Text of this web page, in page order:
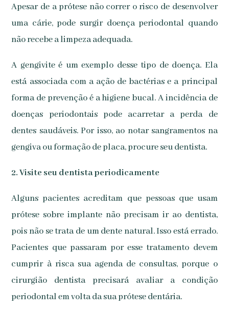
Apesar de a prótese não correr o risco de desenvolver
uma cárie, pode surgir doença periodontal quando
não recebe a limpeza adequada.
A gengivite é um exemplo desse tipo de doença. Ela
está associada com a ação de bactérias e a principal
forma de prevenção é a higiene bucal. A incidência de
doenças periodontais pode acarretar a perda de
dentes saudáveis. Por isso, ao notar sangramentos na
gengiva ou formação de placa, procure seu dentista.
2. Visite seu dentista periodicamente
Alguns pacientes acreditam que pessoas que usam
prótese sobre implante não precisam ir ao dentista,
pois não se trata de um dente natural. Isso está errado.
Pacientes que passaram por esse tratamento devem
cumprir à risca sua agenda de consultas, porque o
cirurgião dentista precisará avaliar a condição
periodontal em volta da sua prótese dentária.